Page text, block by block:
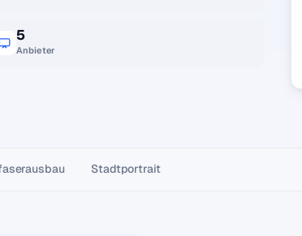
5
Anbieter
Stadtportrait